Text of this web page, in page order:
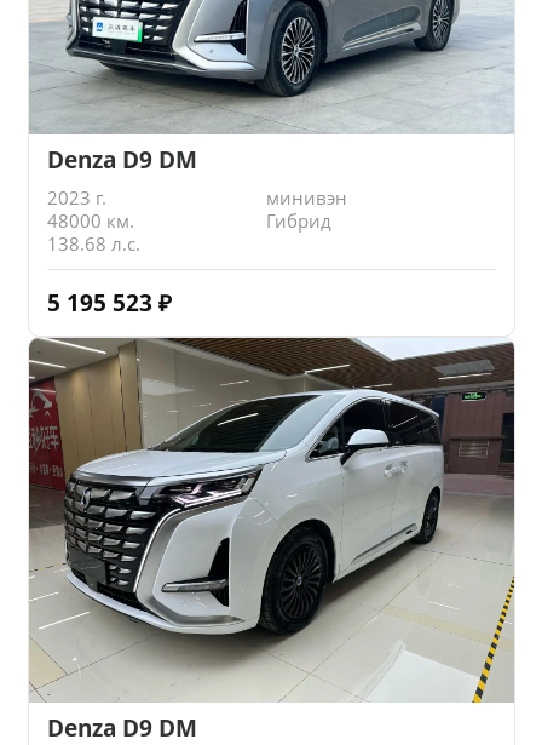
Denza D9 DM
2023 г.
минивэн
48000 км.
Гибрид
138.68 л.с.
5 195 523 ₽
Denza D9 DM